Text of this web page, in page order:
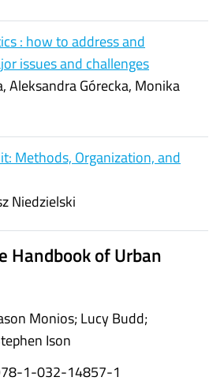
: how to address and
issues and challenges
Aleksandra Górecka, Monika
Methods, Organization, and
Niedzielski
Handbook of Urban
Monios; Lucy Budd;
Ison
1-032-14857-1